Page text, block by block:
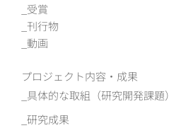
受賞
刊行物
動画
プロジェクト内容・成果
具体的な取組（研究開発課題）
研究成果